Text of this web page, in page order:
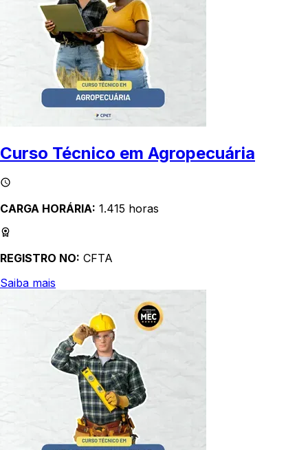
Curso Técnico em Agropecuária
CARGA HORÁRIA: 1.415 horas
REGISTRO NO: CFTA
Saiba mais